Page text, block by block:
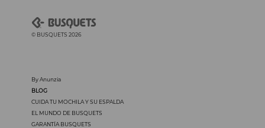
© BUSQUETS 2026
By Anunzia
BLOG
CUIDA TU MOCHILA Y SU ESPALDA
EL MUNDO DE BUSQUETS
GARANTÍA BUSQUETS